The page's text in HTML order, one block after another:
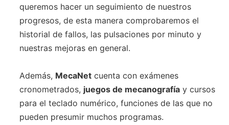
queremos hacer un seguimiento de nuestros
progresos, de esta manera comprobaremos el
historial de fallos, las pulsaciones por minuto y
nuestras mejoras en general.
Además, MecaNet cuenta con exámenes
cronometrados, juegos de mecanografía y cursos
para el teclado numérico, funciones de las que no
pueden presumir muchos programas.